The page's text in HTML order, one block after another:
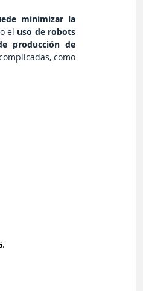
minimizar la
el uso de robots
producción de
como